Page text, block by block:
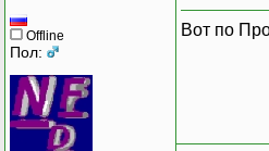
Offline
Пол:
Вот по